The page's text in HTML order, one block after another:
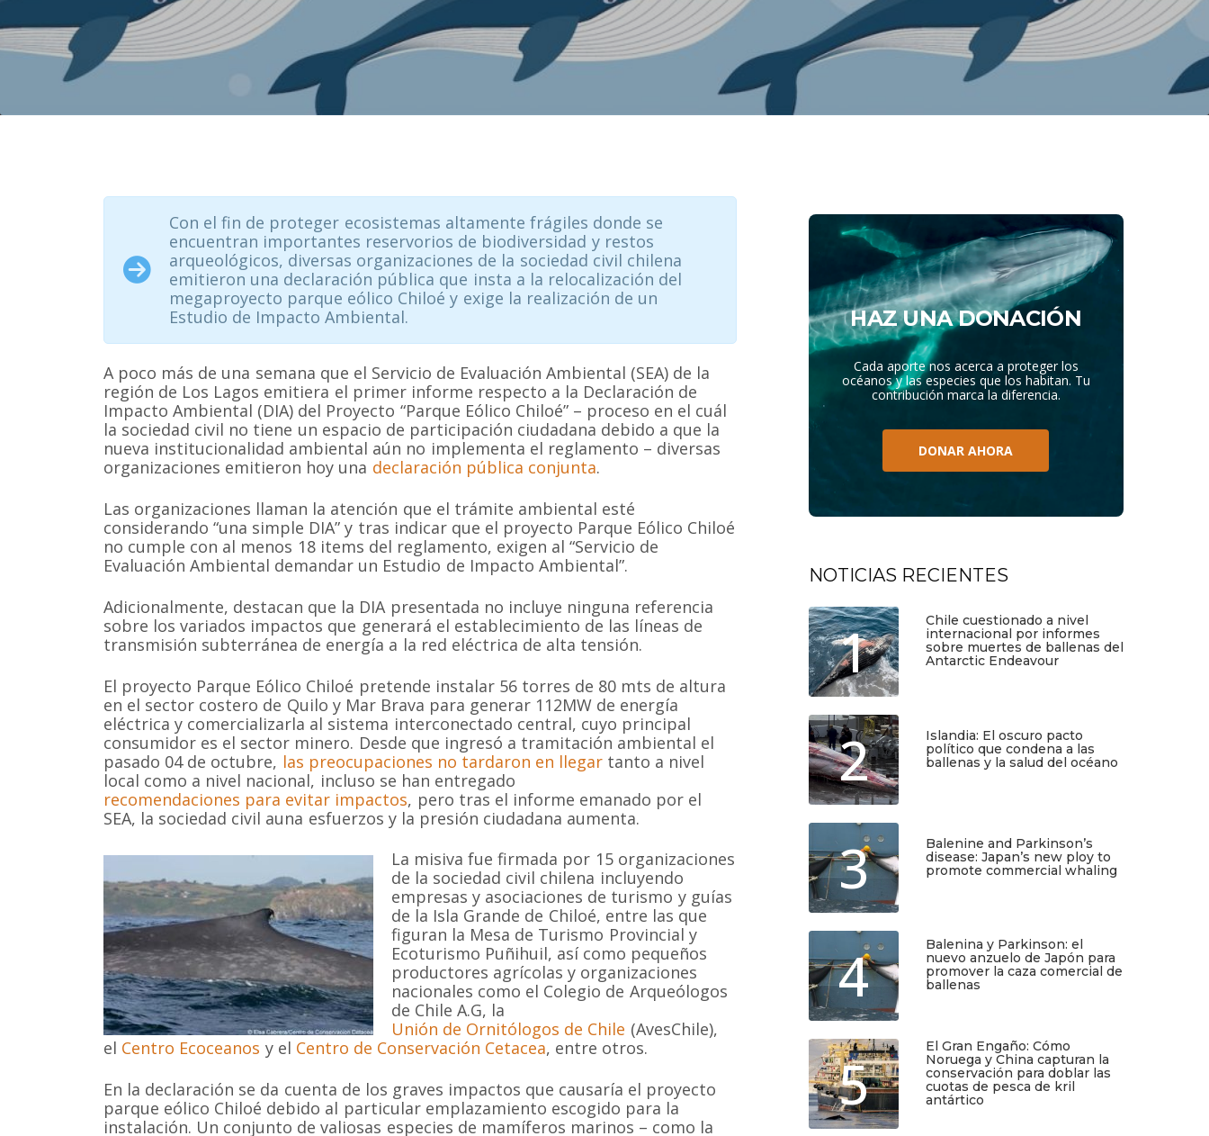
Con el fin de proteger ecosistemas altamente frágiles donde se
encuentran importantes reservorios de biodiversidad y restos
arqueológicos, diversas organizaciones de la sociedad civil chilena
emitieron una declaración pública que insta a la relocalización del
megaproyecto parque eólico Chiloé y exige la realización de un
Estudio de Impacto Ambiental.
A poco más de una semana que el Servicio de Evaluación Ambiental (SEA) de la
región de Los Lagos emitiera el primer informe respecto a la Declaración de
Impacto Ambiental (DIA) del Proyecto “Parque Eólico Chiloé” – proceso en el cuál
la sociedad civil no tiene un espacio de participación ciudadana debido a que la
nueva institucionalidad ambiental aún no implementa el reglamento – diversas
organizaciones emitieron hoy una declaración pública conjunta.
Las organizaciones llaman la atención que el trámite ambiental esté
considerando “una simple DIA” y tras indicar que el proyecto Parque Eólico Chiloé
no cumple con al menos 18 items del reglamento, exigen al “Servicio de
Evaluación Ambiental demandar un Estudio de Impacto Ambiental”.
Adicionalmente, destacan que la DIA presentada no incluye ninguna referencia
sobre los variados impactos que generará el establecimiento de las líneas de
transmisión subterránea de energía a la red eléctrica de alta tensión.
El proyecto Parque Eólico Chiloé pretende instalar 56 torres de 80 mts de altura
en el sector costero de Quilo y Mar Brava para generar 112MW de energía
eléctrica y comercializarla al sistema interconectado central, cuyo principal
consumidor es el sector minero. Desde que ingresó a tramitación ambiental el
pasado 04 de octubre, las preocupaciones no tardaron en llegartanto a nivel
local como a nivel nacional, incluso se han entregado
recomendaciones para evitar impactos, pero tras el informe emanado por el
SEA, la sociedad civil auna esfuerzos y la presión ciudadana aumenta.
La misiva fue firmada por 15 organizaciones
de la sociedad civil chilena incluyendo
empresas y asociaciones de turismo y guías
de la Isla Grande de Chiloé, entre las que
figuran la Mesa de Turismo Provincial y
Ecoturismo Puñihuil, así como pequeños
productores agrícolas y organizaciones
nacionales como el Colegio de Arqueólogos
de Chile A.G, la
Unión de Ornitólogos de Chile (AvesChile),
el Centro Ecoceanos y el Centro de Conservación Cetacea, entre otros.
En la declaración se da cuenta de los graves impactos que causaría el proyecto
parque eólico Chiloé debido al particular emplazamiento escogido para la
instalación. Un conjunto de valiosas especies de mamíferos marinos – como la
HAZ UNA DONACIÓN
Cada aporte nos acerca a proteger los
océanos y las especies que los habitan. Tu
contribución marca la diferencia.
DONAR AHORA
NOTICIAS RECIENTES
1
Chile cuestionado a nivel
internacional por informes
sobre muertes de ballenas del
Antarctic Endeavour
2
Islandia: El oscuro pacto
político que condena a las
ballenas y la salud del océano
3
Balenine and Parkinson’s
disease: Japan’s new ploy to
promote commercial whaling
4
Balenina y Parkinson: el
nuevo anzuelo de Japón para
promover la caza comercial de
ballenas
5
El Gran Engaño: Cómo
Noruega y China capturan la
conservación para doblar las
cuotas de pesca de kril
antártico
Somos una organización no gubernamental chilena y sin fines de
lucro que trabaja activamente en la conservación de las especies de
cetáceos y sus ecosistemas acuáticos en Chile y el Hemisferio Sur.
MAPA DEL SITIO
Quiénes somos
Noticias
Documentos
Regístrate y recibirás gratis en tu
correo nuestra Guía de Identificación
de Pequeños Cetáceos de Chile, así
como nuestro boletín de novedades y
noticias cada mes.